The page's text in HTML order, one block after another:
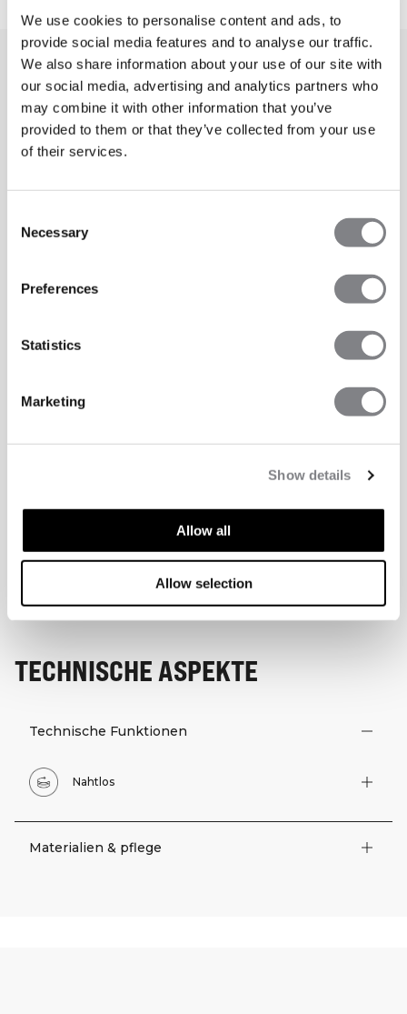
We use cookies to personalise content and ads, to
provide social media features and to analyse our traffic.
We also share information about your use of our site with
our social media, advertising and analytics partners who
may combine it with other information that you’ve
provided to them or that they’ve collected from your use
of their services.
Selection
Necessary
Preferences
Statistics
Marketing
Show details
Allow all
Allow selection
TECHNISCHE ASPEKTE
Technische Funktionen
Nahtlos
Materialien & pflege